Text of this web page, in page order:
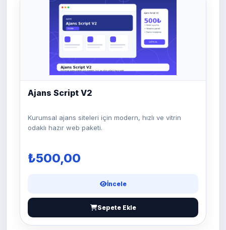
Ajans Script V2
Kurumsal ajans siteleri için modern, hızlı ve vitrin
odaklı hazır web paketi.
₺500,00
İncele
Sepete Ekle